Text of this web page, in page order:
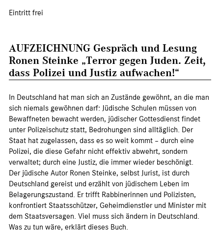
Eintritt frei
AUFZEICHNUNG Gespräch und Lesung
Ronen Steinke „Terror gegen Juden. Zeit,
dass Polizei und Justiz aufwachen!“
In Deutschland hat man sich an Zustände gewöhnt, an die man
sich niemals gewöhnen darf: Jüdische Schulen müssen von
Bewaffneten bewacht werden, jüdischer Gottesdienst findet
unter Polizeischutz statt, Bedrohungen sind alltäglich. Der
Staat hat zugelassen, dass es so weit kommt – durch eine
Polizei, die diese Gefahr nicht effektiv abwehrt, sondern
verwaltet; durch eine Justiz, die immer wieder beschönigt.
Der jüdische Autor Ronen Steinke, selbst Jurist, ist durch
Deutschland gereist und erzählt von jüdischem Leben im
Belagerungszustand. Er trifft Rabbinerinnen und Polizisten,
konfrontiert Staatsschützer, Geheimdienstler und Minister mit
dem Staatsversagen. Viel muss sich ändern in Deutschland.
Was zu tun wäre, erklärt dieses Buch.